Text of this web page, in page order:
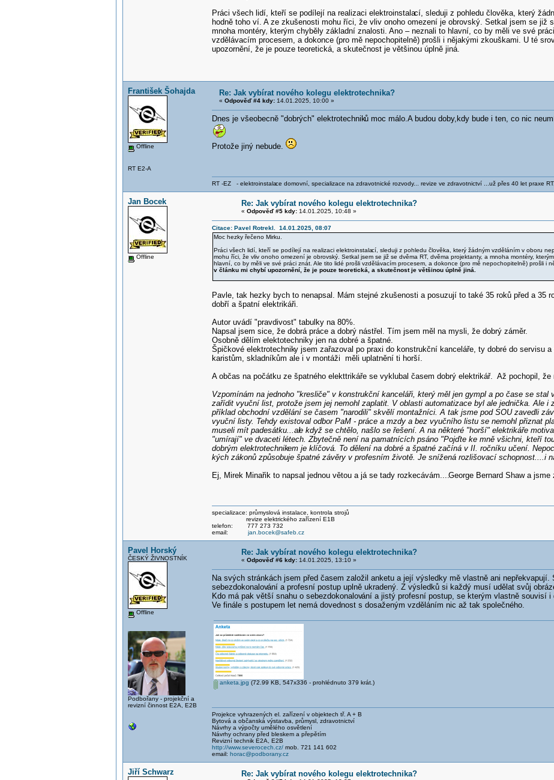
Práci všech lidí, kteří se podílejí na realizaci elektroinstalací, sleduji z pohledu člověka, který
hodně toho ví. A ze zkušenosti mohu říci, že vliv onoho omezení je obrovský. Setkal jsem se již
mnoha montéry, kterým chyběly základní znalosti. Ano – neznali to hlavní, co by měli ve své
vzdělávacím procesem, a dokonce (pro mě nepochopitelně) prošli i nějakými zkouškami. U té
upozornění, že je pouze teoretická, a skutečnost je většinou úplně jiná.
František Šohajda
Offline
RT E2-A
Re: Jak vybírat nového kolegu elektrotechnika?
« Odpověď #4 kdy:14.01.2025, 10:00 »
Dnes je všeobecně "dobrých" elektrotechniků moc málo.A budou doby,kdy bude i ten, co nic
Protože jiný nebude.
RT -EZ - elektroinstalace domovní, specializace na zdravotnické rozvody... revize ve zdravotnictví ...už přes 40 let praxe
Jan Bocek
Offline
Re: Jak vybírat nového kolegu elektrotechnika?
« Odpověď #5 kdy:14.01.2025, 10:48 »
Citace: Pavel Rotrekl. 14.01.2025, 08:07
Moc hezky řečeno Mirku.
Práci všech lidí, kteří se podílejí na realizaci elektroinstalací, sleduji z pohledu člověka, který žádným vzděláním v oboru
mohu říci, že vliv onoho omezení je obrovský. Setkal jsem se již se dvěma RT, dvěma projektanty, a mnoha montéry,
hlavní, co by měli ve své práci znát. Ale tito lidé prošli vzdělávacím procesem, a dokonce (pro mě nepochopitelně) prošli i
v článku mi chybí upozornění, že je pouze teoretická, a skutečnost je většinou úplně jiná.
Pavle, tak hezky bych to nenapsal. Mám stejné zkušenosti a posuzují to také 35 roků před a 35
dobří a špatní elektrikáři.
Autor uvádí "pravdivost" tabulky na 80%.
Napsal jsem sice, že dobrá práce a dobrý nástřel. Tím jsem měl na mysli, že dobrý záměr.
Osobně dělím elektotechniky jen na dobré a špatné.
Špičkové elektrotechniky jsem zařazoval po praxi do konstrukční kanceláře, ty dobré do servisu
karistům, skladníkům ale i v montáži měli uplatnění ti horší.
A občas na počátku ze špatného elekttrikáře se vyklubal časem dobrý elektrikář. Až pochopil,
Vzpomínám na jednoho "kresliče" v konstrukční kanceláři, který měl jen gympl a po čase se stal
zařídit vyuční list, protože jsem jej nemohl zaplatit. V oblasti automatizace byl ale jednička. Ale i
příklad obchodní vzdělání se časem "narodili" skvělí montažníci. A tak jsme pod SOU zavedli
vyuční listy. Tehdy existoval odbor PaM - práce a mzdy a bez vyučního listu se nemohl přiznat
museli mít padesátku...ale když se chtělo, našlo se řešení. A na některé "horší" elektrikáře
"umírají" ve dvaceti létech. Zbytečně není na pamatnících psáno "Pojďte ke mně všichni, kteří
dobrým elektrotechnikem je klíčová. To dělení na dobré a špatné začíná v II. ročníku učení.
kých zákonů způsobuje špatné závěry v profesním životě. Je snížená rozlišovací schopnost....i
Ej, Mirek Minařik to napsal jednou větou a já se tady rozkecávám....George Bernard Shaw a
specializace: průmyslová instalace, kontrola strojů
revize elektrického zařízení E1B
telefon: 777 273 732
email: jan.bocek@safeb.cz
Pavel Horský
ČESKÝ ŽIVNOSTNÍK
Offline
Podbořany - projekční a
revizní činnost E2A, E2B
Re: Jak vybírat nového kolegu elektrotechnika?
« Odpověď #6 kdy:14.01.2025, 13:10 »
Na svých stránkách jsem před časem založil anketu a její výsledky mě vlastně ani nepřekvapují.
sebezdokonalování a profesní postup uplně ukradený. Z výsledků si každý musí udělat svůj
Kdo má pak větší snahu o sebezdokonalování a jistý profesní postup, se kterým vlastně souvisí
Ve finále s postupem let nemá dovednost s dosaženým vzděláním nic až tak společného.
anketa.jpg (72.99 KB, 547x336 - prohlédnuto 379 krát.)
Projekce vyhrazených el. zařízení v objektech tř. A + B
Bytová a občanská výstavba, průmysl, zdravotnictví
Návrhy a výpočty umělého osvětlení
Návrhy ochrany před bleskem a přepětím
Revizní technik E2A, E2B
http://www.severocech.cz/mob. 721 141 602
email: horac@podborany.cz
Jiří Schwarz Re: Jak vybírat nového kolegu elektrotechnika?